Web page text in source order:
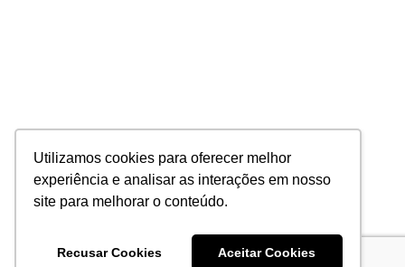
Utilizamos cookies para oferecer melhor
experiência e analisar as interações em nosso
site para melhorar o conteúdo.
Recusar Cookies Aceitar Cookies